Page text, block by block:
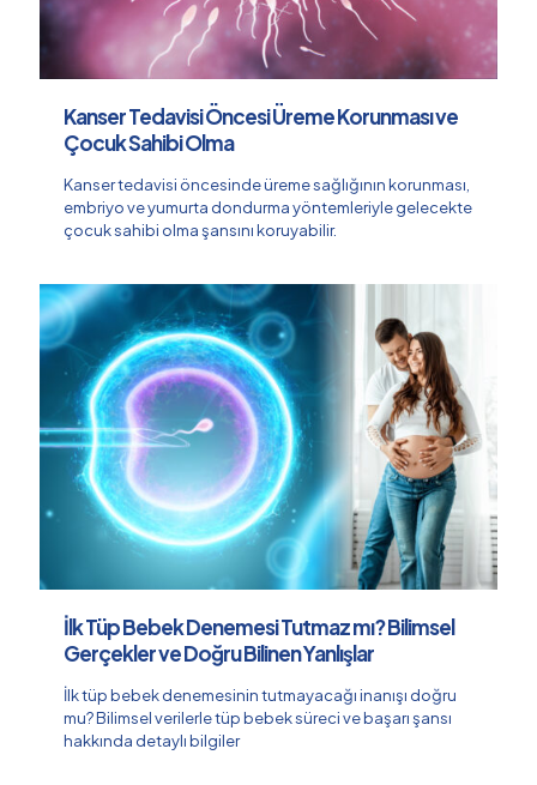
Kanser Tedavisi Öncesi Üreme Korunması ve
Çocuk Sahibi Olma
Kanser tedavisi öncesinde üreme sağlığının korunması,
embriyo ve yumurta dondurma yöntemleriyle gelecekte
çocuk sahibi olma şansını koruyabilir.
İlk Tüp Bebek Denemesi Tutmaz mı? Bilimsel
Gerçekler ve Doğru Bilinen Yanlışlar
İlk tüp bebek denemesinin tutmayacağı inanışı doğru
mu? Bilimsel verilerle tüp bebek süreci ve başarı şansı
hakkında detaylı bilgiler